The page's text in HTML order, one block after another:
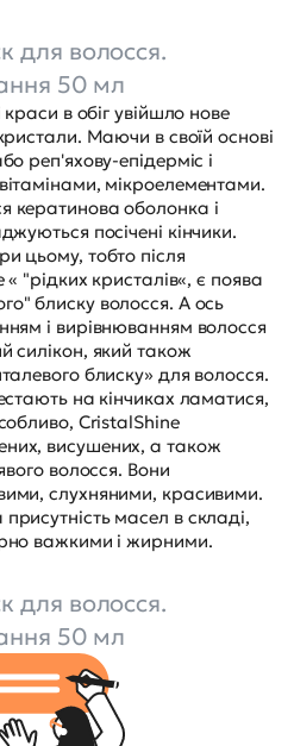
для волосся.
50 мл
краси в обіг увійшло нове
Маючи в своїй основі
реп'яхову-епідерміс і
мікроелементами.
кератинова оболонка і
посічені кінчики.
цьому, тобто після
"рідких кристалів«, є поява
блиску волосся. А ось
і вирівнюванням волосся
силікон, який також
блиску» для волосся.
на кінчиках ламатися,
CristalShine
висушених, а також
волосся. Вони
слухняними, красивими.
масел в складі,
важкими і жирними.
для волосся.
50 мл